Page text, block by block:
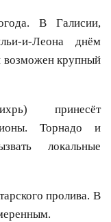
В Галисии,
и-Леона днём
возможен крупный
принесёт
Торнадо и
локальные
пролива. В